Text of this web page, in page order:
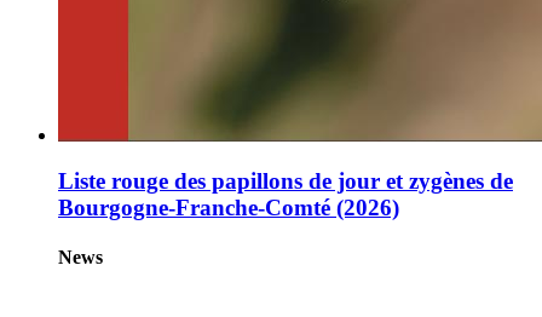
Liste rouge des papillons de jour et zygènes de
Bourgogne-Franche-Comté (2026)
News